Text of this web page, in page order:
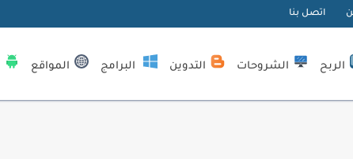
اتصل بنا
الربح الشروحات التدوين البرامج المواقع
| كيف تستفيد...